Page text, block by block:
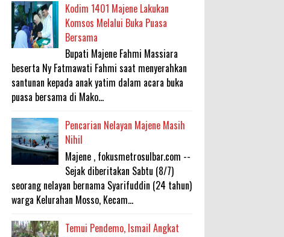
Kodim 1401 Majene Lakukan
Komsos Melalui Buka Puasa
Bersama
Bupati Majene Fahmi Massiara
beserta Ny Fatmawati Fahmi saat menyerahkan
santunan kepada anak yatim dalam acara buka
puasa bersama di Mako...
Pencarian Nelayan Majene Masih
Nihil
Majene , fokusmetrosulbar.com --
Sejak diberitakan Sabtu (8/7)
seorang nelayan bernama Syarifuddin (24 tahun)
warga Kelurahan Mosso, Kecam...
Temui Pendemo, Ismail Angkat